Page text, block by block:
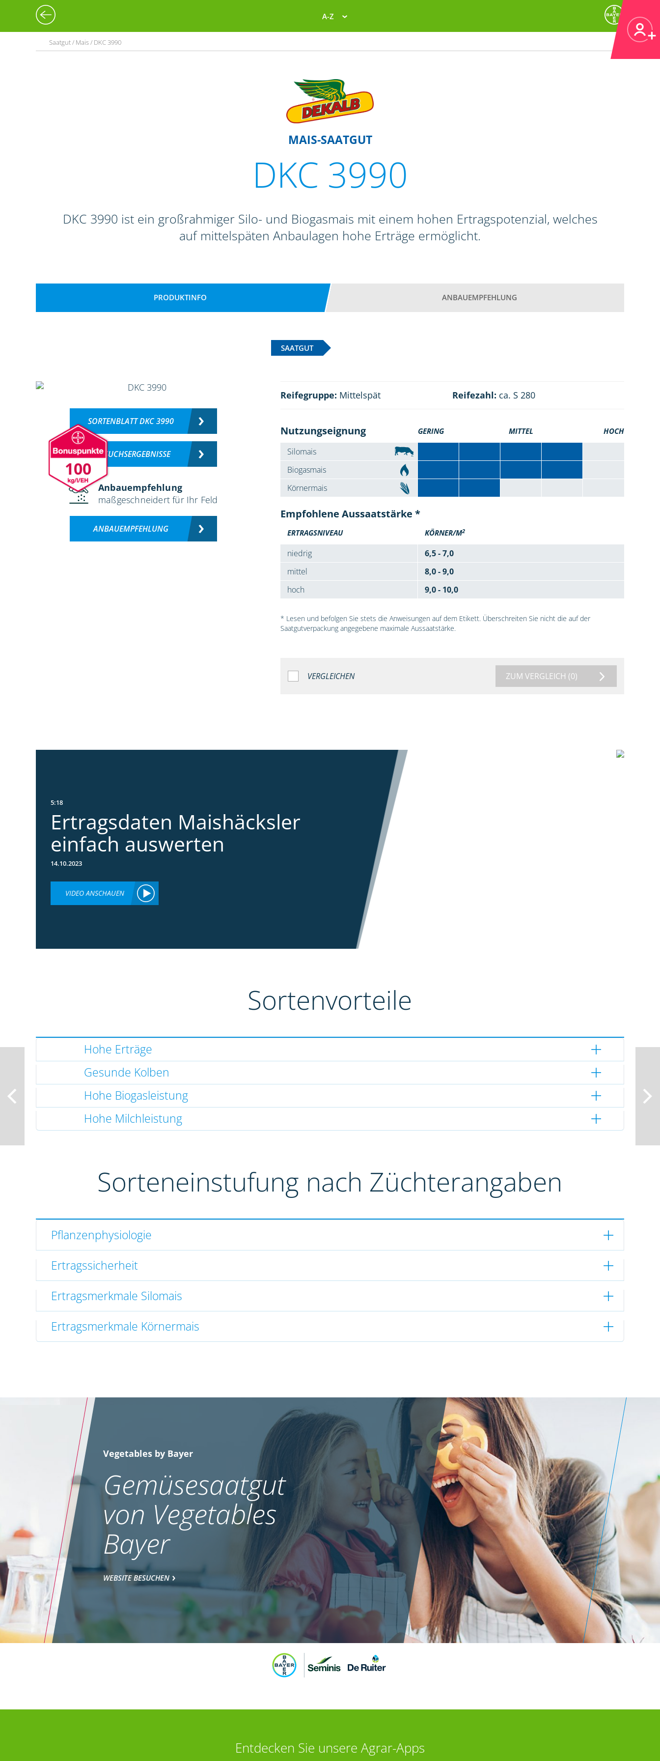
A-Z
Saatgut / Mais / DKC 3990
MAIS-SAATGUT
DKC 3990
DKC 3990 ist ein großrahmiger Silo- und Biogasmais mit einem hohen Ertragspotenzial, welches
auf mittelspäten Anbaulagen hohe Erträge ermöglicht.
PRODUKTINFO ANBAUEMPFEHLUNG
SAATGUT
100
SORTENBLATT DKC 3990
VERSUCHSERGEBNISSE
Anbauempfehlung
maßgeschneidert für Ihr Feld
ANBAUEMPFEHLUNG
Reifegruppe: Mittelspät Reifezahl: ca. S 280
Nutzungseignung GERING MITTEL HOCH
Silomais
Biogasmais
Körnermais
Empfohlene Aussaatstärke *
ERTRAGSNIVEAU KÖRNER/M2
niedrig
6,5 - 7,0
mittel
8,0 - 9,0
hoch
9,0 - 10,0
* Lesen und befolgen Sie stets die Anweisungen auf dem Etikett. Überschreiten Sie nicht die auf der
Saatgutverpackung angegebene maximale Aussaatstärke.
VERGLEICHEN ZUM VERGLEICH (0)
5:18
Ertragsdaten Maishäcksler
einfach auswerten
14.10.2023
VIDEO ANSCHAUEN
Sortenvorteile
Hohe Erträge
Gesunde Kolben
Hohe Biogasleistung
Hohe Milchleistung
Sorteneinstufung nach Züchterangaben
Pflanzenphysiologie
Ertragssicherheit
Ertragsmerkmale Silomais
Ertragsmerkmale Körnermais
Vegetables by Bayer
Gemüsesaatgut
von Vegetables
Bayer
WEBSITE BESUCHEN
Entdecken Sie unsere Agrar-Apps